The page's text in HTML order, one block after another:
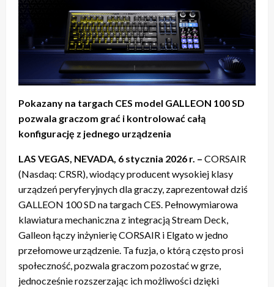
Pokazany na targach CES model GALLEON 100 SD
pozwala graczom grać i kontrolować całą
konfigurację z jednego urządzenia
LAS VEGAS, NEVADA, 6 stycznia 2026 r. – CORSAIR
(Nasdaq: CRSR), wiodący producent wysokiej klasy
urządzeń peryferyjnych dla graczy, zaprezentował dziś
GALLEON 100 SD na targach CES. Pełnowymiarowa
klawiatura mechaniczna z integracją Stream Deck,
Galleon łączy inżynierię CORSAIR i Elgato w jedno
przełomowe urządzenie. Ta fuzja, o którą często prosi
społeczność, pozwala graczom pozostać w grze,
jednocześnie rozszerzając ich możliwości dzięki